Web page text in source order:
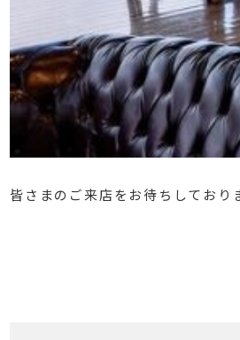
皆さまのご来店をお待ちしており